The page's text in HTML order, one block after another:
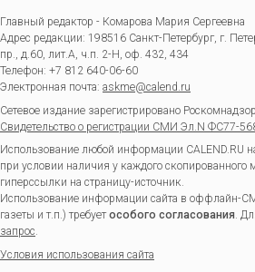
Главный редактор - Комарова Мария Сергеевна
Адрес редакции: 198516 Санкт-Петербург, г.
пр., д.60, лит.А, ч.п. 2-Н, оф. 432, 434
Телефон: +7 812 640-06-60
Электронная почта: askme@calend.ru
Сетевое издание зарегистрировано
Свидетельство о регистрации СМИ Эл.N ФС77-
Использование любой информации CALEND.RU
при условии наличия у каждого скопированного
гиперссылки на страницу-источник.
Использование информации сайта в оффлайн-
газеты и т.п.) требуетособого согласования.
запрос.
Условия использования сайта